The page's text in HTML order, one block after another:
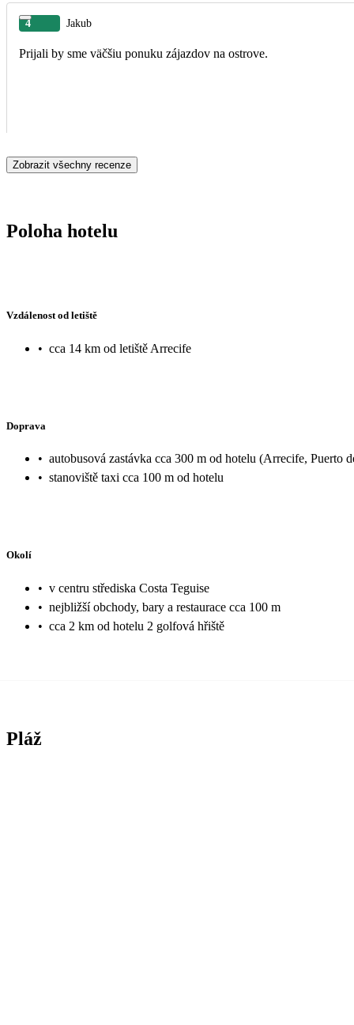
4 Jakub
Prijali by sme väčšiu ponuku zájazdov na ostrove.
Zobrazit všechny recenze
Poloha hotelu
Vzdálenost od letiště
• cca 14 km od letiště Arrecife
Doprava
• autobusová zastávka cca 300 m od hotelu (Arrecife, Puerto
• stanoviště taxi cca 100 m od hotelu
Okolí
• v centru střediska Costa Teguise
• nejbližší obchody, bary a restaurace cca 100 m
• cca 2 km od hotelu 2 golfová hřiště
Pláž